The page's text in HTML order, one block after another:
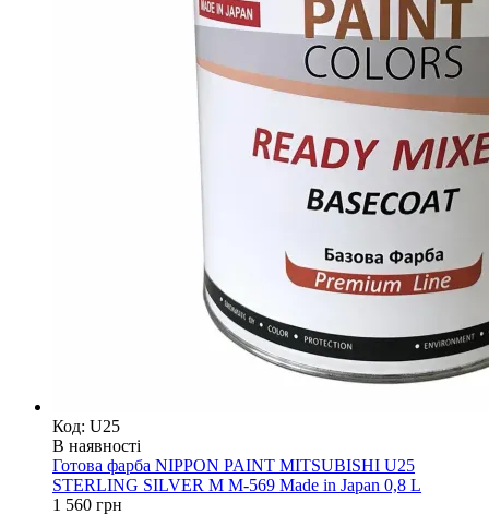
Код: U25
В наявності
Готова фарба NIPPON PAINT MITSUBISHI U25
STERLING SILVER M M-569 Made in Japan 0,8 L
1 560 грн